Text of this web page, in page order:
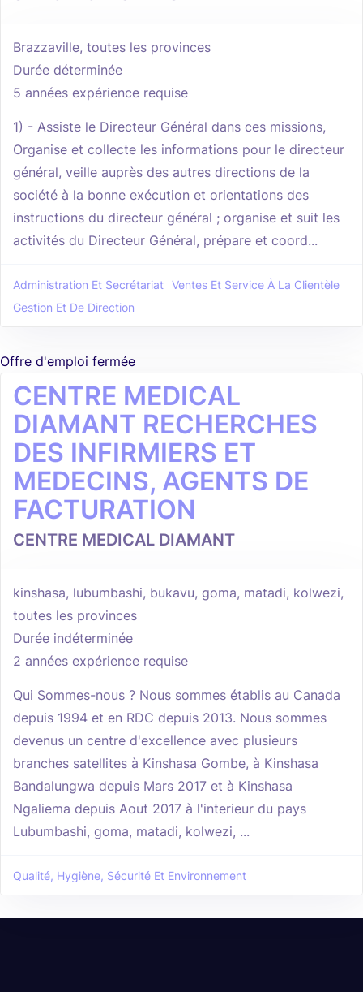
Brazzaville, toutes les provinces
Durée déterminée
5 années expérience requise
1) - Assiste le Directeur Général dans ces missions,
Organise et collecte les informations pour le directeur
général, veille auprès des autres directions de la
société à la bonne exécution et orientations des
instructions du directeur général ; organise et suit les
activités du Directeur Général, prépare et coord...
Administration Et Secrétariat
Ventes Et Service À La Clientèle
Gestion Et De Direction
Offre d'emploi fermée
CENTRE MEDICAL
DIAMANT RECHERCHES
DES INFIRMIERS ET
MEDECINS, AGENTS DE
FACTURATION
CENTRE MEDICAL DIAMANT
kinshasa, lubumbashi, bukavu, goma, matadi, kolwezi,
toutes les provinces
Durée indéterminée
2 années expérience requise
Qui Sommes-nous ? Nous sommes établis au Canada
depuis 1994 et en RDC depuis 2013. Nous sommes
devenus un centre d'excellence avec plusieurs
branches satellites à Kinshasa Gombe, à Kinshasa
Bandalungwa depuis Mars 2017 et à Kinshasa
Ngaliema depuis Aout 2017 à l'interieur du pays
Lubumbashi, goma, matadi, kolwezi, ...
Qualité, Hygiène, Sécurité Et Environnement